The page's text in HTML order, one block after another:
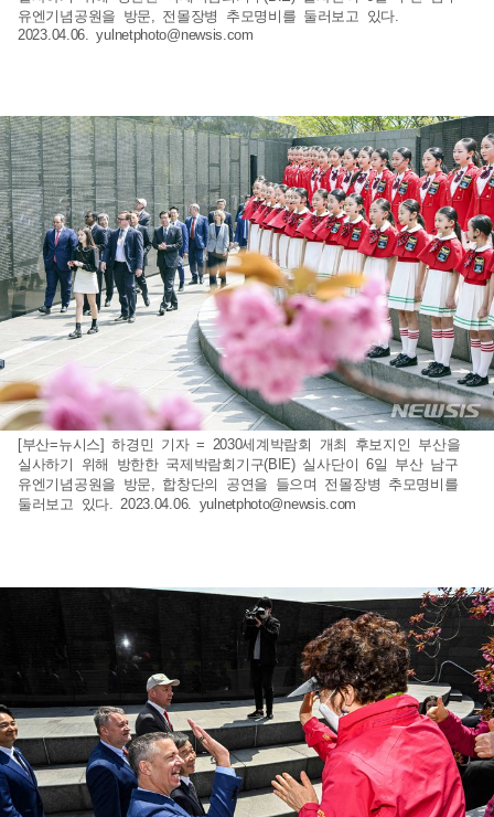
유엔기념공원을 방문, 전몰장병 추모명비를 둘러보고 있다.
2023.04.06.yulnetphoto@newsis.com
[부산=뉴시스] 하경민 기자 = 2030세계박람회 개최 후보지인 부산을
실사하기 위해 방한한 국제박람회기구(BIE) 실사단이 6일 부산 남구
유엔기념공원을 방문, 합창단의 공연을 들으며 전몰장병 추모명비를
둘러보고 있다. 2023.04.06. yulnetphoto@newsis.com